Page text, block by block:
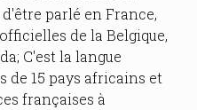
parlé en France,
de la Belgique,
C'est la langue
de 15 pays africains et
françaises à